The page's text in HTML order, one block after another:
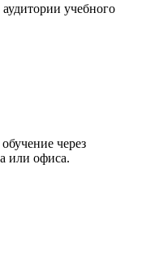
учебного
через
или офиса.